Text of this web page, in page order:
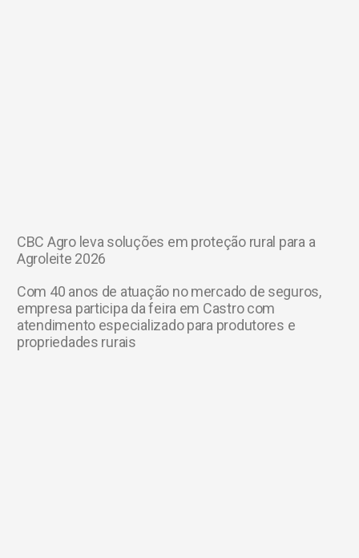
CBC Agro leva soluções em proteção rural para a
Agroleite 2026
Com 40 anos de atuação no mercado de seguros,
empresa participa da feira em Castro com
atendimento especializado para produtores e
propriedades rurais